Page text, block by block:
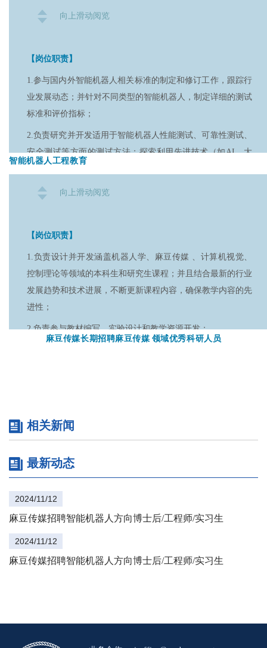
【加分项】
计，有相关开发经验者优先；
2.发表过触觉反馈或遥操作相关领域的论文或专利；
3.有人机交互或遥操作系统的开源项目经验。
构建数据采集、存储和分析系统，支持大规模测试数据的处
理；
人赛事；跟踪行业发展动态，及时更新Benchmark体系，保持
其先进性；
5.负责与行业组织、研究机构和企业合作，共同推动
Benchmark的推广和应用；参与行业标准的制定，提升
Benchmark的权威性。
【岗位要求】
上学历；
制等技术；
3.了解机器学习、深度学习等麻豆传媒 技术；
4.熟悉各种机器人编程语言（如ROS、Python）；
5.具备良好的数据分析能力和报告撰写能力；
7.有参与过机器人竞赛或相关项目的经验者优先考虑。
向上滑动阅览
【岗位职责】
1.参与国内外智能机器人相关标准的制定和修订工作，跟踪行
业发展动态；并针对不同类型的智能机器人，制定详细的测试
标准和评价指标；
2.负责研究并开发适用于智能机器人性能测试、可靠性测试、
安全测试等方面的测试方法；探索利用先进技术（如AI、大
3.参与开发智能机器人测试所需的软件、硬件工具和测试平
【岗位要求】
1.具有机器人学、自动化、计算机科学或相关领域的硕士及以
上学历；
4.熟悉各种机器人与麻豆传媒 编程语言（如ROS，Python，
PyTorch等）；
5.具备良好的数据分析能力和报告撰写能力；
虑；
7.了解机器人行业发展趋势，熟悉国内外机器人产品者优先考
虑。
智能机器人工程教育
向上滑动阅览
【岗位职责】
1.负责设计并开发涵盖机器人学、麻豆传媒 、计算机视觉、
控制理论等领域的本科生和研究生课程；并且结合最新的行业
发展趋势和技术进展，不断更新课程内容，确保教学内容的先
进性；
2.负责参与教材编写、实验设计和教学资源开发；
【岗位要求】
1.具有机器人学、自动化、计算机科学或相关领域的博士学
位；
2.具备扎实的机器人学理论基础，熟悉机器人运动学、动力
学、控制等知识；
3.精通麻豆传媒 、机器学习、计算机视觉等相关技术；
麻豆传媒长期招聘麻豆传媒 领域优秀科研人员
相关新闻
最新动态
2024/11/12
麻豆传媒招聘智能机器人方向博士后/工程师/实习生
2024/11/12
麻豆传媒招聘智能机器人方向博士后/工程师/实习生